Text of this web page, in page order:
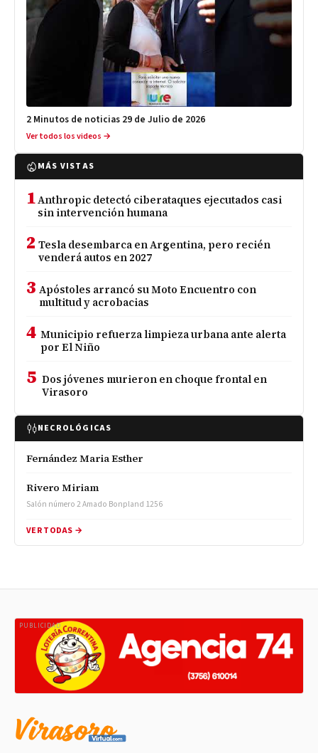
2 Minutos de noticias 29 de Julio de 2026
Ver todos los videos →
MÁS VISTAS
1Anthropic detectó ciberataques ejecutados casi
sin intervención humana
2 Tesla desembarca en Argentina, pero recién
venderá autos en 2027
3 Apóstoles arrancó su Moto Encuentro con
multitud y acrobacias
4 Municipio refuerza limpieza urbana ante alerta
por El Niño
5 Dos jóvenes murieron en choque frontal en
Virasoro
NECROLÓGICAS
Fernández Maria Esther
Rivero Miriam
Salón número 2 Amado Bonpland 1256
VER TODAS →
PUBLICIDAD